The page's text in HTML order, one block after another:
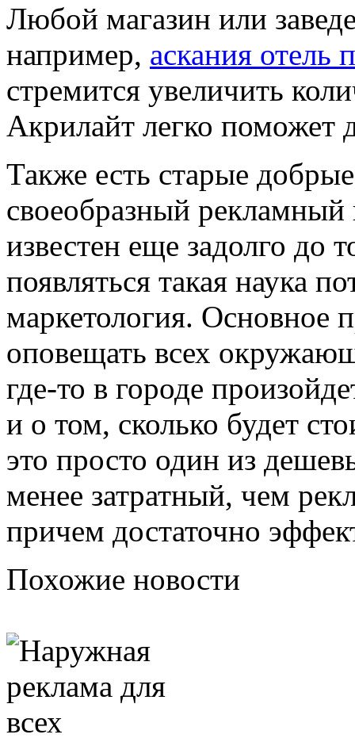
Любой магазин или
например, аскания отель
стремится увеличить
Акрилайт легко поможет
Также есть старые
своеобразный
известен еще задолго до
появляться такая наука
маркетология. Основное
оповещать всех
где-то в городе
и о том, сколько будет
это просто один из
менее затратный, чем
причем достаточно
Похожие новости